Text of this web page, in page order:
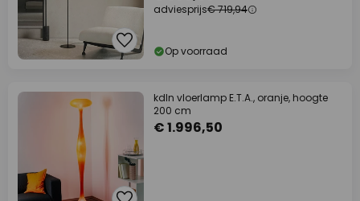
adviesprijs€ 719,94
Op voorraad
kdln vloerlamp E.T.A., oranje, hoogte
200 cm
€ 1.996,50